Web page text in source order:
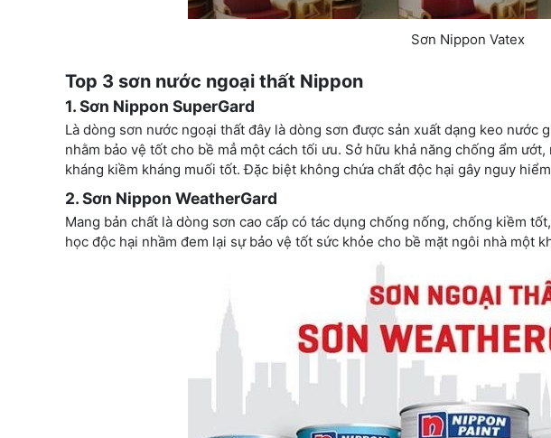
Sơn Nippon Vatex
Top 3 sơn nước ngoại thất Nippon
1. Sơn Nippon SuperGard
Là dòng sơn nước ngoại thất đây là dòng sơn được sản xuất dạng keo nước
nhằm bảo vệ tốt cho bề mẳ một cách tối ưu. Sở hữu khả năng chống ẩm
kháng kiềm kháng muối tốt. Đặc biệt không chứa chất độc hại gây nguy
2.Sơn Nippon WeatherGard
Mang bản chất là dòng sơn cao cấp có tác dụng chống nống, chống kiềm
học độc hại nhầm đem lại sự bảo vệ tốt sức khỏe cho bề mặt ngôi nhà một